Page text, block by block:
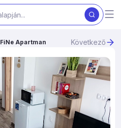
FiNe Apartman Következő